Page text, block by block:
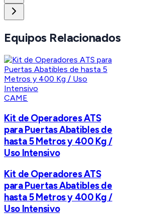
Equipos Relacionados
CAME
Kit de Operadores ATS
para Puertas Abatibles de
hasta 5 Metros y 400 Kg /
Uso Intensivo
Kit de Operadores ATS
para Puertas Abatibles de
hasta 5 Metros y 400 Kg /
Uso Intensivo